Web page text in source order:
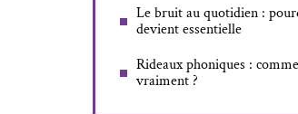
Le bruit au quotidien :
devient essentielle
Rideaux phoniques :
vraiment ?